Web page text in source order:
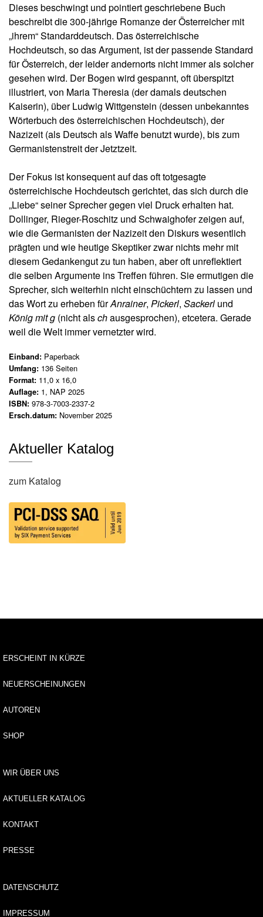
K
o
n
t
a
k
t
A
u
li
f
e
r
n
g
A
u
t
o
r*
i
n
e
n
N
e
u
r
s
h
i
n
u
n
tv
rz
c
s
-
o
k
i
e
r
r
e
i
c
h
i
s
c
h
s
D
e
u
t
s
c
h
M
e
n
g
e
Dieses beschwingt und pointiert geschriebene Buch
beschreibt die 300-jährige Romanze der Österreicher mit
„ihrem“ Standarddeutsch. Das österreichische
Hochdeutsch, so das Argument, ist der passende Standard
für Österreich, der leider andernorts nicht immer als solcher
gesehen wird. Der Bogen wird gespannt, oft überspitzt
illustriert, von Maria Theresia (der damals deutschen
Kaiserin), über Ludwig Wittgenstein (dessen unbekanntes
Wörterbuch des österreichischen Hochdeutsch), der
Nazizeit (als Deutsch als Waffe benutzt wurde), bis zum
Germanistenstreit der Jetztzeit.
Der Fokus ist konsequent auf das oft totgesagte
österreichische Hochdeutsch gerichtet, das sich durch die
„Liebe“ seiner Sprecher gegen viel Druck erhalten hat.
Dollinger, Rieger-Roschitz und Schwaighofer zeigen auf,
wie die Germanisten der Nazizeit den Diskurs wesentlich
prägten und wie heutige Skeptiker zwar nichts mehr mit
diesem Gedankengut zu tun haben, aber oft unreflektiert
die selben Argumente ins Treffen führen. Sie ermutigen die
Sprecher, sich weiterhin nicht einschüchtern zu lassen und
das Wort zu erheben fürAnrainer, Pickerl, Sackerl und
König mit g (nicht alschausgesprochen), etcetera. Gerade
weil die Welt immer vernetzter wird.
Einband: Paperback
Umfang: 136 Seiten
Format: 11,0 x 16,0
Auflage: 1, NAP 2025
ISBN: 978-3-7003-2337-2
Ersch.datum: November 2025
Aktueller Katalog
zum Katalog
ERSCHEINT IN KÜRZE
NEUERSCHEINUNGEN
AUTOREN
SHOP
WIR ÜBER UNS
AKTUELLER KATALOG
KONTAKT
PRESSE
DATENSCHUTZ
IMPRESSUM